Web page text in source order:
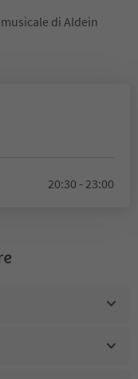
di Aldein
20:30 - 23:00